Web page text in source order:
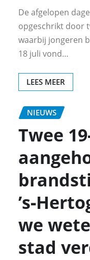
De afgelopen
opgeschrikt door
waarbij jongeren
18 juli vond…
LEES MEER
NIEUWS
Twee
we
stad